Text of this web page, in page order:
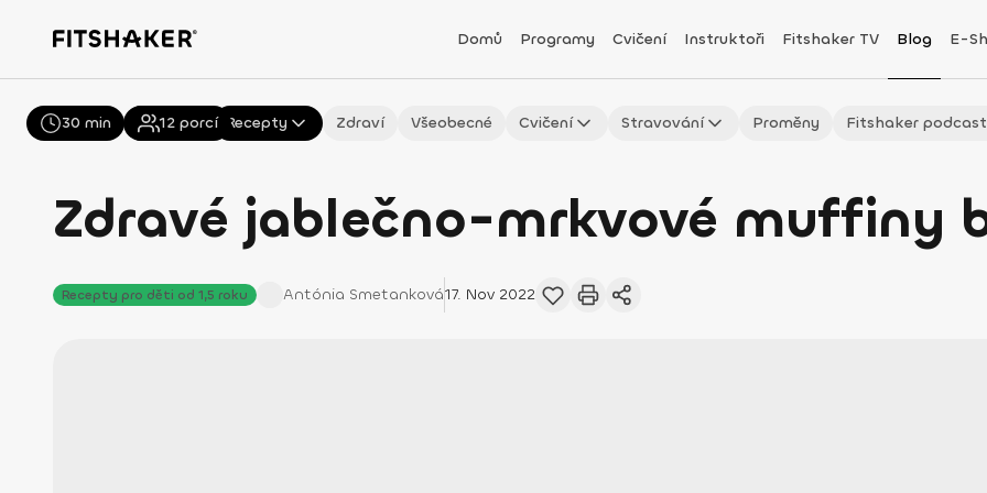
Domů Programy Cvičení Instruktoři Fitshaker TV Blog E-
Všechny Recepty Zdraví Všeobecné Cvičení Stravování Proměny Fitshaker
Zdravé jablečno-mrkvové muffiny
Recepty pro děti od 1,5 roku Antónia Smetanková17. Nov 2022
30 min 12 porcí